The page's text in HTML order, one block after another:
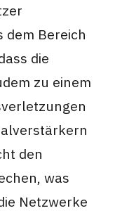
dem Bereich
die
zu einem
den
was
Netzwerke